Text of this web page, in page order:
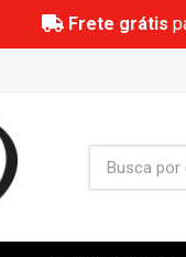
Frete grátis